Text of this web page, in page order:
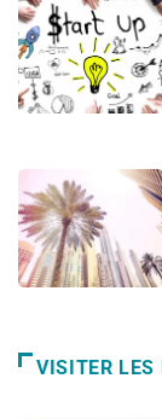
VISITER LES